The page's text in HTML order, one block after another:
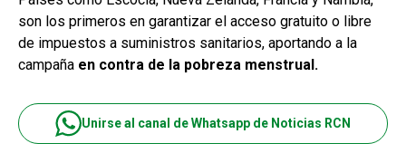
son los primeros en garantizar el acceso gratuito o libre
de impuestos a suministros sanitarios, aportando a la
campaña en contra de la pobreza menstrual.
Unirse al canal de Whatsapp de Noticias RCN